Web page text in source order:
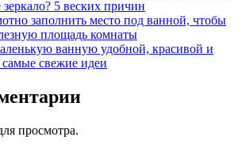
5 веских причин
заполнить место под ванной, чтобы
площадь комнаты
ванную удобной, красивой и
свежие идеи
просмотра.